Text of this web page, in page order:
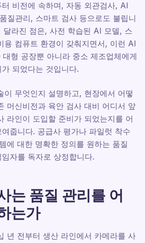
비전에 속하며, 자동 외관검사, AI
질관리, 스마트 검사 등으로도 불립니
달라진 점은, 사전 학습된 AI 모델, 스
용 컴퓨트 환경이 갖춰지면서, 이런 AI
형 공장뿐 아니라 중소 제조업체에게
되었다는 것입니다.
이 무엇인지 설명하고, 현장에서 어떻
머신비전과 육안 검사 대비 어디서 앞
라인이 도입할 준비가 되었는지를 어
줍니다. 공급사 평가나 파일럿 착수
에 대한 명확한 정의를 원하는 품질
자를 독자로 상정합니다.
는 품질 관리를 어
는가
년 전부터 생산 라인에서 카메라를 사